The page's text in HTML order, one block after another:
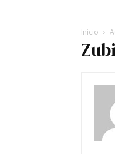
Inicio